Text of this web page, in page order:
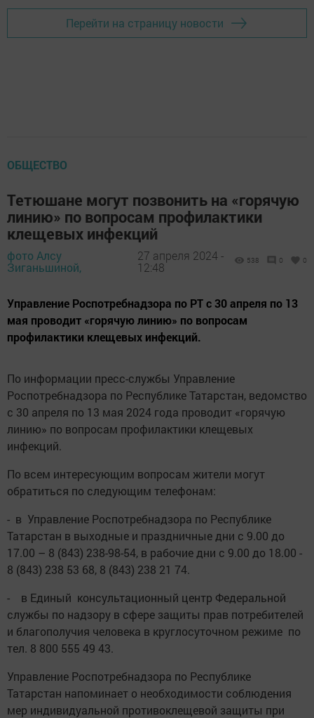
Перейти на страницу новости
ОБЩЕСТВО
Тетюшане могут позвонить на «горячую
линию» по вопросам профилактики
клещевых инфекций
фото Алсу
Зиганьшиной,
27 апреля 2024 -
12:48
538 0 0
Управление Роспотребнадзора по РТ с 30 апреля по 13
мая проводит «горячую линию» по вопросам
профилактики клещевых инфекций.
По информации пресс-службы Управление
Роспотребнадзора по Республике Татарстан, ведомство
с 30 апреля по 13 мая 2024 года проводит «горячую
линию» по вопросам профилактики клещевых
инфекций.
По всем интересующим вопросам жители могут
обратиться по следующим телефонам:
- в Управление Роспотребнадзора по Республике
Татарстан в выходные и праздничные дни с 9.00 до
17.00 – 8 (843) 238-98-54, в рабочие дни с 9.00 до 18.00 -
8 (843) 238 53 68, 8 (843) 238 21 74.
- в Единый консультационный центр Федеральной
службы по надзору в сфере защиты прав потребителей
и благополучия человека в круглосуточном режиме по
тел. 8 800 555 49 43.
Управление Роспотребнадзора по Республике
Татарстан напоминает о необходимости соблюдения
мер индивидуальной противоклещевой защиты при